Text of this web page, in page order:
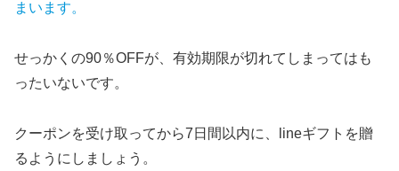
まいます。
せっかくの90％OFFが、有効期限が切れてしまってはも
ったいないです。
クーポンを受け取ってから7日間以内に、lineギフトを贈
るようにしましょう。